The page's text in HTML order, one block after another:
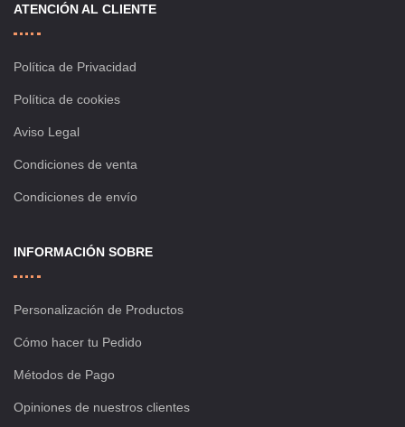
ATENCIÓN AL CLIENTE
Política de Privacidad
Política de cookies
Aviso Legal
Condiciones de venta
Condiciones de envío
INFORMACIÓN SOBRE
Personalización de Productos
Cómo hacer tu Pedido
Métodos de Pago
Opiniones de nuestros clientes